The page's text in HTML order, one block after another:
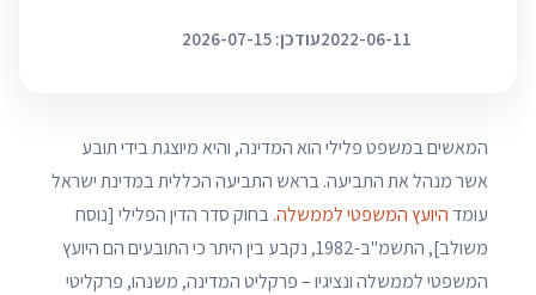
2022-06-11עודכן: 2026-07-15
המאשים במשפט פלילי הוא המדינה, והיא מיוצגת בידי תובע
אשר מנהל את התביעה. בראש התביעה הכללית במדינת ישראל
עומדהיועץ המשפטי לממשלה. בחוק סדר הדין הפלילי [נוסח
משולב], התשמ"ב-1982, נקבע בין היתר כי התובעים הם היועץ
המשפטי לממשלה ונציגיו – פרקליט המדינה, משנהו, פרקליטי